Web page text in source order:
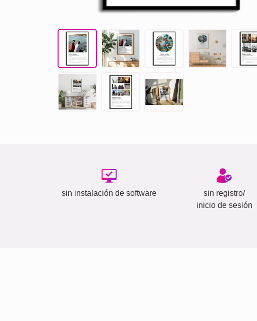
sin instalación de software
sin registro/
inicio de sesión